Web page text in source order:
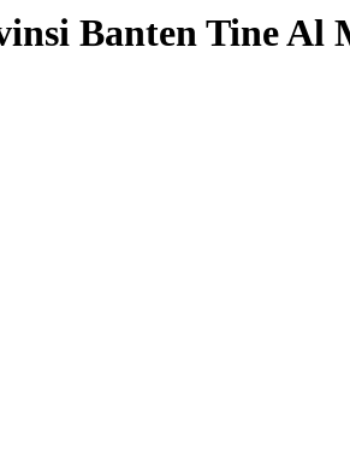
Banten Tine